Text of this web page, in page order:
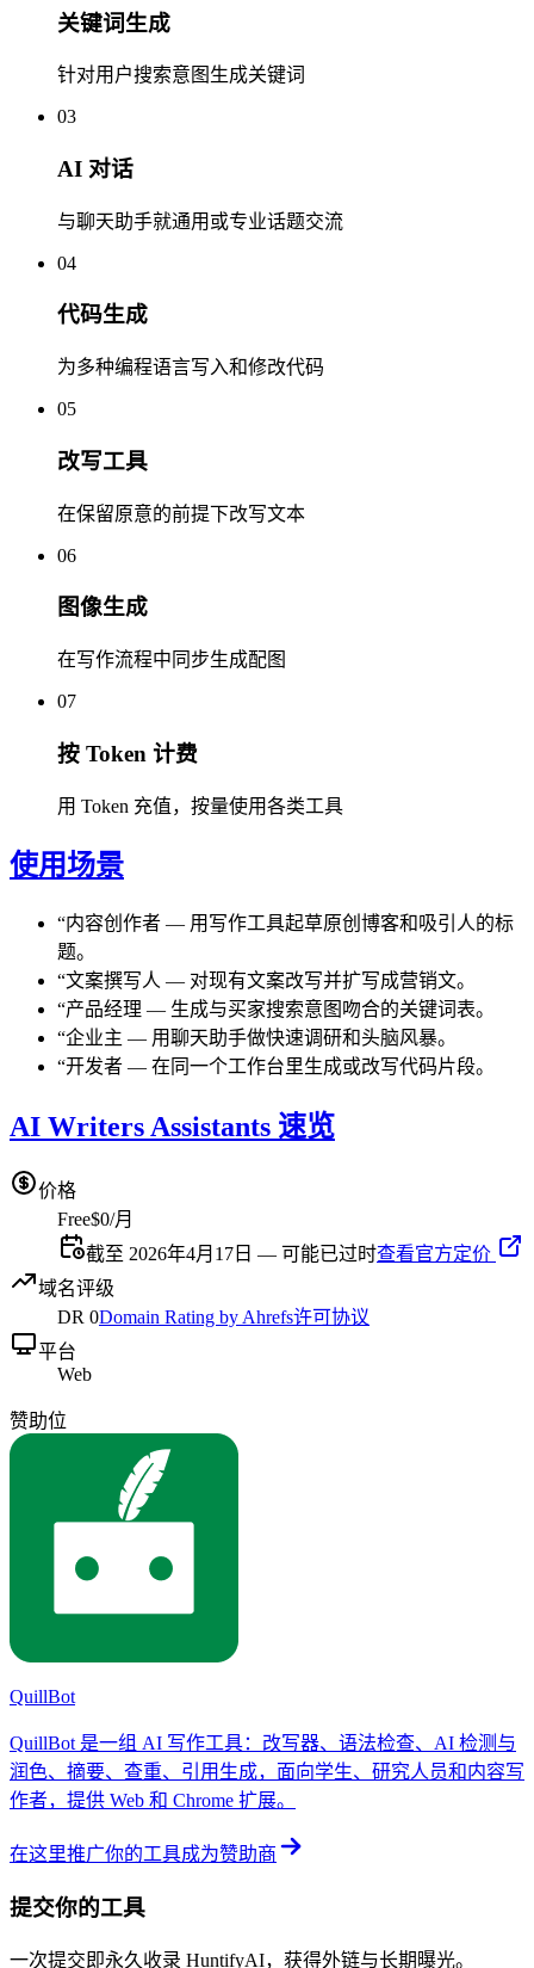
关键词生成
针对用户搜索意图生成关键词
03
AI 对话
与聊天助手就通用或专业话题交流
04
代码生成
为多种编程语言写入和修改代码
05
改写工具
在保留原意的前提下改写文本
06
图像生成
在写作流程中同步生成配图
07
按 Token 计费
用 Token 充值，按量使用各类工具
使用场景
“内容创作者 — 用写作工具起草原创博客和吸引人的标
题。
“文案撰写人 — 对现有文案改写并扩写成营销文。
“产品经理 — 生成与买家搜索意图吻合的关键词表。
“企业主 — 用聊天助手做快速调研和头脑风暴。
“开发者 — 在同一个工作台里生成或改写代码片段。
AI Writers Assistants 速览
价格
Free$0/月
截至 2026年4月17日 — 可能已过时查看官方定价
域名评级
DR 0Domain Rating by Ahrefs许可协议
平台
Web
赞助位
QuillBot
QuillBot 是一组 AI 写作工具：改写器、语法检查、AI 检测与
润色、摘要、查重、引用生成，面向学生、研究人员和内容写
作者，提供 Web 和 Chrome 扩展。
在这里推广你的工具成为赞助商
提交你的工具
一次提交即永久收录 HuntifyAI，获得外链与长期曝光。